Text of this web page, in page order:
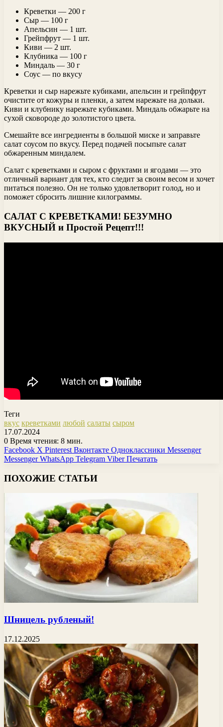
Креветки — 200 г
Сыр — 100 г
Апельсин — 1 шт.
Грейпфрут — 1 шт.
Киви — 2 шт.
Клубника — 100 г
Миндаль — 30 г
Соус — по вкусу
Креветки и сыр нарежьте кубиками, апельсин и грейпфрут
очистите от кожуры и пленки, а затем нарежьте на дольки.
Киви и клубнику нарежьте кубиками. Миндаль обжарьте на
сухой сковороде до золотистого цвета.
Смешайте все ингредиенты в большой миске и заправьте
салат соусом по вкусу. Перед подачей посыпьте салат
обжаренным миндалем.
Салат с креветками и сыром с фруктами и ягодами — это
отличный вариант для тех, кто следит за своим весом и хочет
питаться полезно. Он не только удовлетворит голод, но и
поможет сбросить лишние килограммы.
САЛАТ С КРЕВЕТКАМИ! БЕЗУМНО
ВКУСНЫЙ и Простой Рецепт!!!
Теги
вкус креветками любой салаты сыром
17.07.2024
0 Время чтения: 8 мин.
Facebook X Pinterest Вконтакте Одноклассники Messenger
Messenger WhatsApp Telegram Viber Печатать
ПОХОЖИЕ СТАТЬИ
Шницель рубленый!
17.12.2025